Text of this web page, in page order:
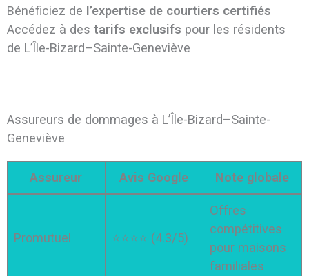
Bénéficiez de l’expertise de courtiers certifiés
Accédez à des tarifs exclusifs pour les résidents
de L’Île-Bizard–Sainte-Geneviève
Assureurs de dommages à L’Île-Bizard–Sainte-
Geneviève
Assureur Avis Google Note globale
Promutuel ⭐⭐⭐⭐ (4.3/5)
Offres
compétitives
pour maisons
familiales